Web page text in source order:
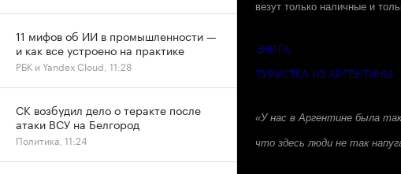
везут только наличные и
ЭНИТА
ТУРИСТКА ИЗ АРГЕНТИНЫ
«У нас в Аргентине была
что здесь люди не так
11 мифов об ИИ в промышленности —
и как все устроено на практике
РБК и Yandex Cloud, 11:28
СК возбудил дело о теракте после
атаки ВСУ на Белгород
Политика, 11:24